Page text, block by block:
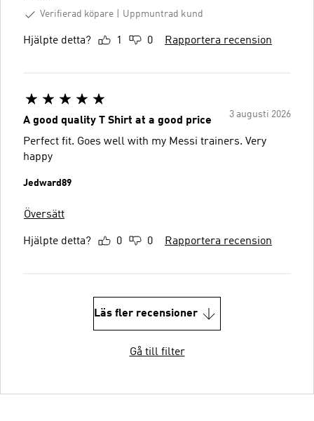
Verifierad köpare
Uppmuntrad kund
Hjälpte detta? 1 0 Rapportera recension
3 augusti 2026
A good quality T Shirt at a good price
Perfect fit. Goes well with my Messi trainers. Very
happy
Jedward89
Översätt
Hjälpte detta? 0 0 Rapportera recension
Läs fler recensioner
Gå till filter